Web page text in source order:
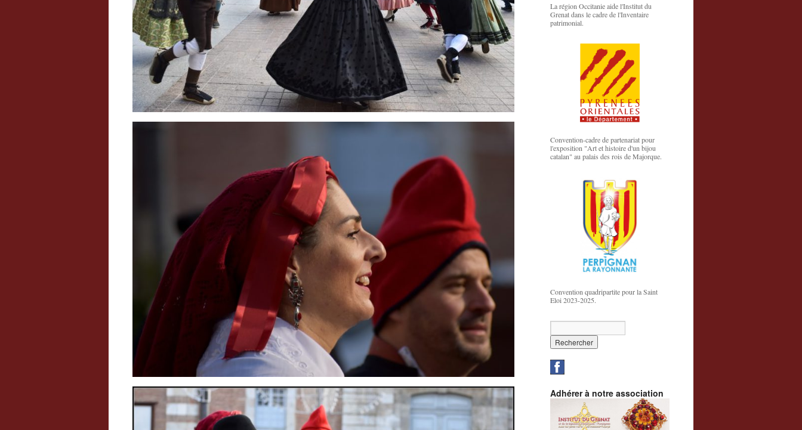
La région Occitanie aide l'Institut du
Grenat dans le cadre de l'Inventaire
patrimonial.
Convention-cadre de partenariat pour
l'exposition "Art et histoire d'un bijou
catalan" au palais des rois de Majorque.
Convention quadripartite pour la Saint
Eloi 2023-2025.
Adhérer à notre association